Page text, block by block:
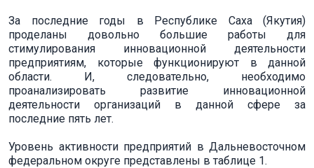
За последние годы в Республике Саха (Якутия)
проделаны довольно большие работы для
стимулирования инновационной деятельности
предприятиям, которые функционируют в данной
области. И, следовательно, необходимо
проанализировать развитие инновационной
деятельности организаций в данной сфере за
последние пять лет.
Уровень активности предприятий в Дальневосточном
федеральном округе представлены в таблице 1.